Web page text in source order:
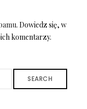
Dowiedz się, w
komentarzy.
SEARCH